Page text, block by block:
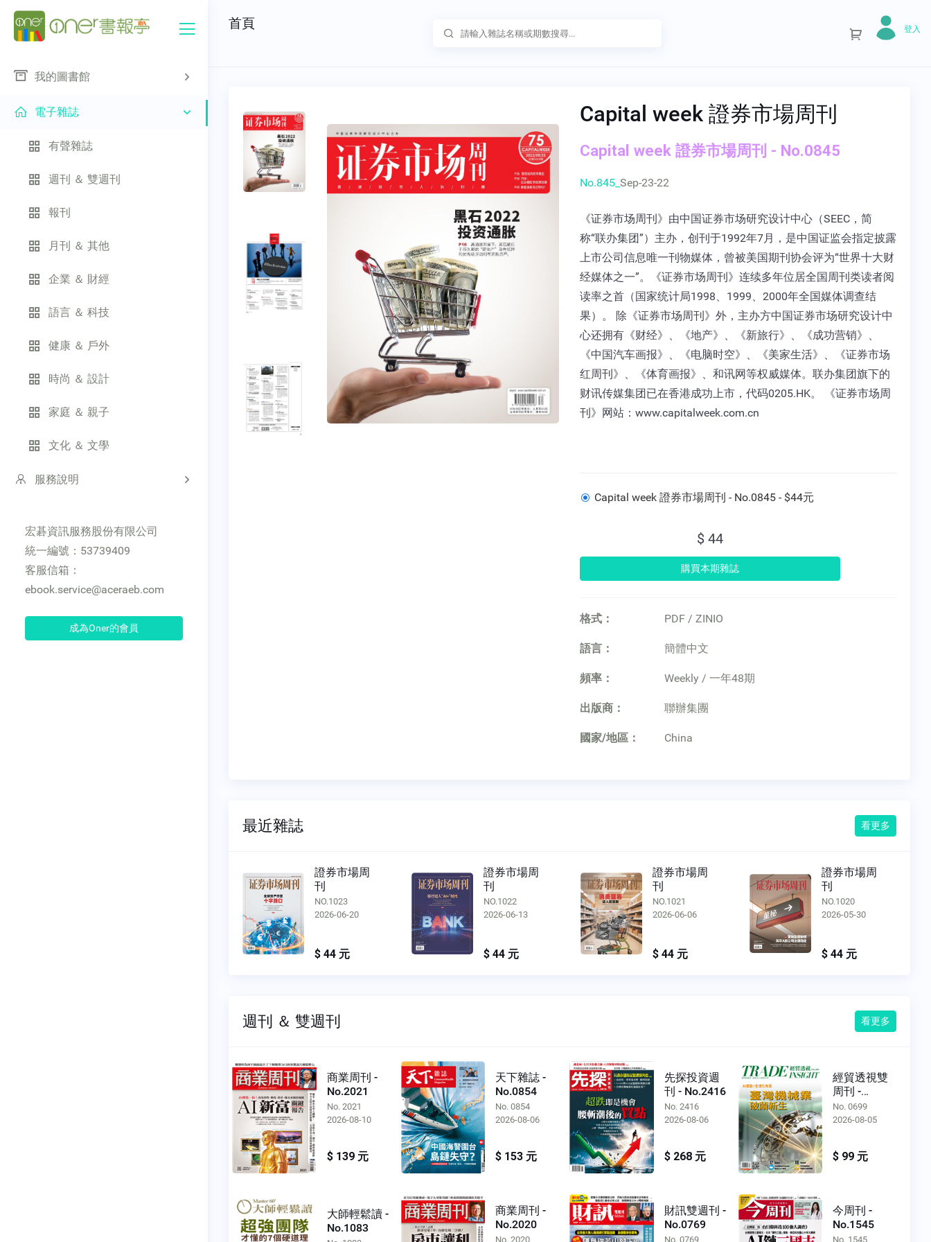
我的圖書館
電子雜誌
有聲雜誌
週刊 ＆ 雙週刊
報刊
月刊 ＆ 其他
企業 ＆ 財經
語言 ＆ 科技
健康 ＆ 戶外
時尚 ＆ 設計
家庭 ＆ 親子
文化 ＆ 文學
服務說明
宏碁資訊服務股份有限公司
統一編號：53739409
客服信箱：
ebook.service@aceraeb.com
成為Oner的會員
首頁 登入
Capital week 證券市場周刊
Capital week 證券市場周刊 - No.0845
No.845_ Sep-23-22
《证券市场周刊》由中国证券市场研究设计中心（SEEC，简
称“联办集团”）主办，创刊于1992年7月，是中国证监会指定披露
上市公司信息唯一刊物媒体，曾被美国期刊协会评为“世界十大财
经媒体之一”。《证券市场周刊》连续多年位居全国周刊类读者阅
读率之首（国家统计局1998、1999、2000年全国媒体调查结
果）。 除《证券市场周刊》外，主办方中国证券市场研究设计中
心还拥有《财经》、《地产》、《新旅行》、《成功营销》、
《中国汽车画报》、《电脑时空》、《美家生活》、《证券市场
红周刊》、《体育画报》、和讯网等权威媒体。联办集团旗下的
财讯传媒集团已在香港成功上市，代码0205.HK。 《证券市场周
刊》网站：www.capitalweek.com.cn
Capital week 證券市場周刊 - No.0845 - $44元
$ 44
格式： PDF / ZINIO
語言： 簡體中文
頻率： Weekly / 一年48期
出版商： 聯辦集團
國家/地區： China
最近雜誌 看更多
證券市場周
刊
NO.1023
2026-06-20
$ 44 元
證券市場周
刊
NO.1022
2026-06-13
$ 44 元
證券市場周
刊
NO.1021
2026-06-06
$ 44 元
證券市場周
刊
NO.1020
2026-05-30
$ 44 元
週刊 ＆ 雙週刊 看更多
商業周刊 -
No.2021
No. 2021
2026-08-10
$ 139 元
天下雜誌 -
No.0854
No. 0854
2026-08-06
$ 153 元
先探投資週
刊 - No.2416
No. 2416
2026-08-06
$ 268 元
經貿透視雙
周刊 -
No.0699
No. 0699
2026-08-05
$ 99 元
大師輕鬆讀 -
No.1083
商業周刊 -
No.2020
No. 2020
財訊雙週刊 -
No.0769
No. 0769
今周刊 -
No.1545
No. 1545